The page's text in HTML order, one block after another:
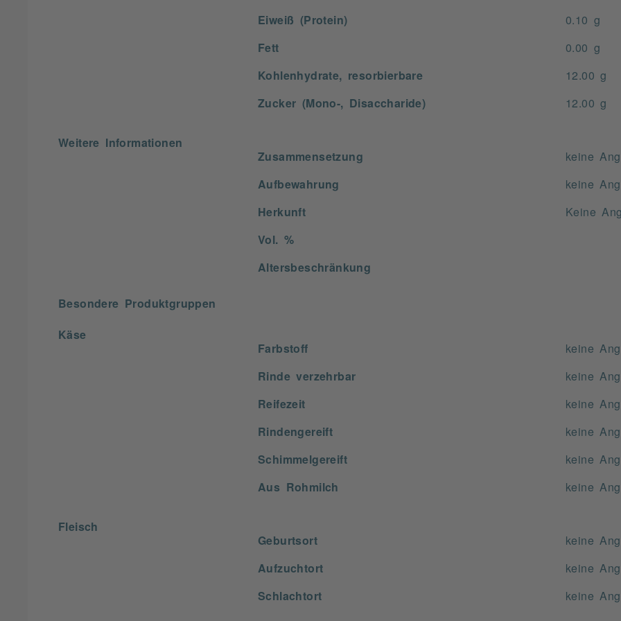
Eiweiß (Protein) 0.10 g
Fett 0.00 g
Kohlenhydrate, resorbierbare 12.00 g
Zucker (Mono-, Disaccharide) 12.00 g
Weitere Informationen
Zusammensetzung
keine
Aufbewahrung keine
Herkunft Keine
Vol. %
Altersbeschränkung
Besondere Produktgruppen
Käse
Farbstoff
keine
Rinde verzehrbar keine
Reifezeit keine
Rindengereift keine
Schimmelgereift keine
Aus Rohmilch keine
Fleisch
Geburtsort
keine
Aufzuchtort keine
Schlachtort keine